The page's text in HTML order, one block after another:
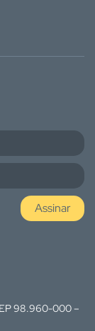
Assinar
98.960-000 –